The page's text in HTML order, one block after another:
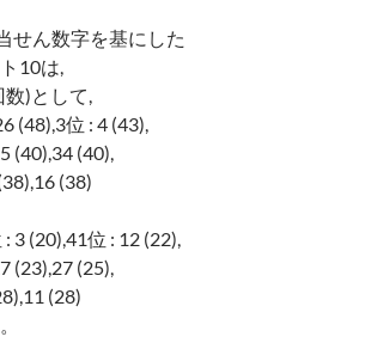
せん数字を基にした
10は,
)として,
(48),3位 : 4 (43),
(40),34 (40),
(38)
3 (20),41位 : 12 (22),
(23),27 (25),
(28)